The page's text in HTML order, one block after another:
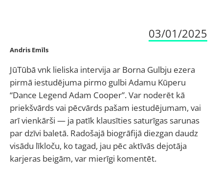
03/01/2025
Andris Emīls
JūTūbā vnk lieliska intervija ar Borna Gulbju ezera
pirmā iestudējuma pirmo gulbi Adamu Kūperu
“Dance Legend Adam Cooper”. Var noderēt kā
priekšvārds vai pēcvārds pašam iestudējumam, vai
arī vienkārši — ja patīk klausīties saturīgas sarunas
par dzīvi baletā. Radošajā biogrāfijā diezgan daudz
visādu līkloču, ko tagad, jau pēc aktīvās dejotāja
karjeras beigām, var mierīgi komentēt.